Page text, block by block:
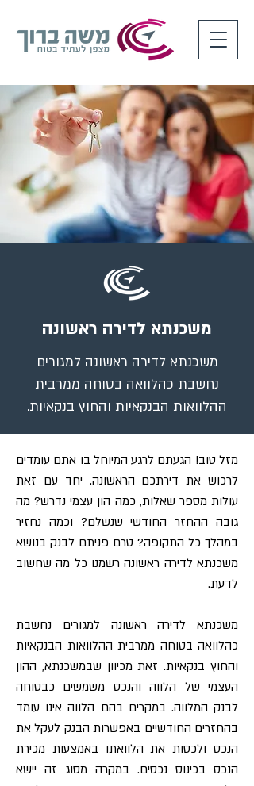
משכנתא לדירה ראשונה
משכנתא לדירה ראשונה למגורים
נחשבת כהלוואה בטוחה ממרבית
ההלוואות הבנקאיות והחוץ בנקאיות.
מזל טוב! הגעתם לרגע המיוחל בו אתם עומדים
לרכוש את דירתכם הראשונה. יחד עם זאת
עולות מספר שאלות, כמה הון עצמי נדרש? מה
גובה ההחזר החודשי שנשלם? וכמה נחזיר
במהלך כל התקופה? טרם פניתם לבנק בנושא
משכנתא לדירה ראשונה רשמנו כל מה שחשוב
לדעת.
משכנתא לדירה ראשונה למגורים נחשבת
כהלוואה בטוחה ממרבית ההלוואות הבנקאיות
והחוץ בנקאיות. זאת מכיוון שבמשכנתא, ההון
העצמי של הלווה והנכס משמשים כבטוחה
לבנק המלווה. במקרים בהם הלווה אינו עומד
בהחזרים החודשיים באפשרות הבנק לעקל את
הנכס ולכסות את הלוואתו באמצעות מכירת
הנכס בכינוס נכסים. במקרה מסוג זה יישא